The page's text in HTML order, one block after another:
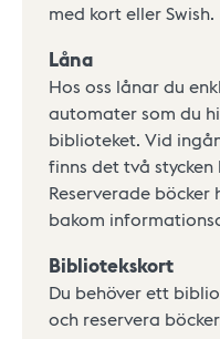
med kort eller Swish.
Låna
Hos oss lånar du
automater som du
biblioteket. Vid
finns det två
Reserverade
bakom
Bibliotekskort
Du behöver ett
och reservera